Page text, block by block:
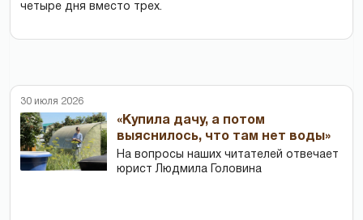
четыре дня вместо трех.
30 июля 2026
«Купила дачу, а потом
выяснилось, что там нет воды»
На вопросы наших читателей отвечает
юрист Людмила Головина